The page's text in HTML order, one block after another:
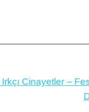
Irkçı Cinayetler –